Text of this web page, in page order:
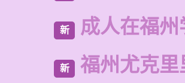
新 成人在福
新 福州尤克